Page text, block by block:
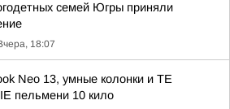
семей Югры приняли
18:07
Neo 13, умные колонки и ТЕ
пельмени 10 кило